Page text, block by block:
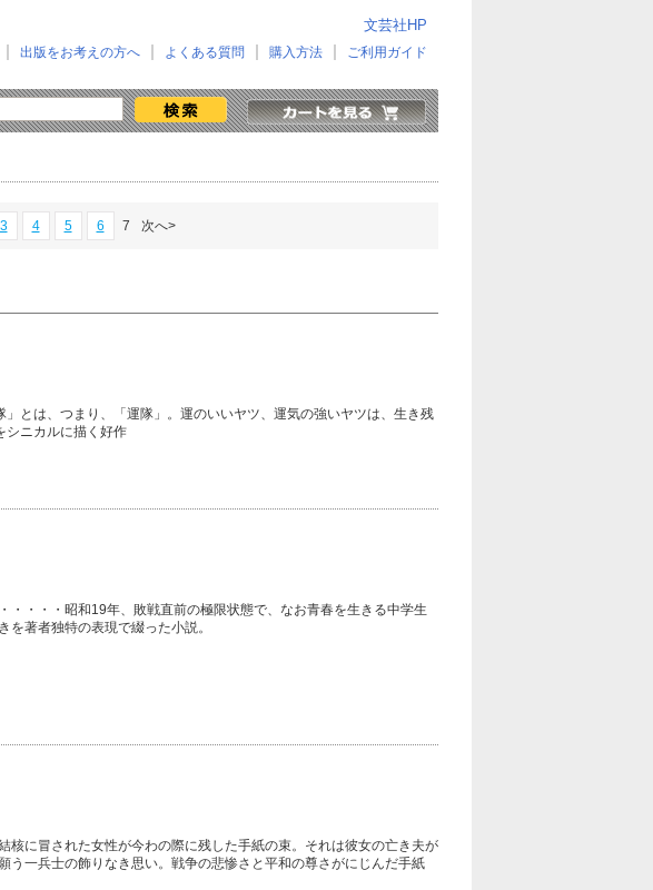
文芸社HP
出版をお考えの方へ よくある質問 購入方法 ご利用ガイド
3 4 5 6 7 次へ>
とは、つまり、「運隊」。運のいいヤツ、運気の強いヤツは、生き残
シニカルに描く好作
・・・・昭和19年、敗戦直前の極限状態で、なお青春を生きる中学生
著者独特の表現で綴った小説。
核に冒された女性が今わの際に残した手紙の束。それは彼女の亡き夫が
う一兵士の飾りなき思い。戦争の悲惨さと平和の尊さがにじんだ手紙